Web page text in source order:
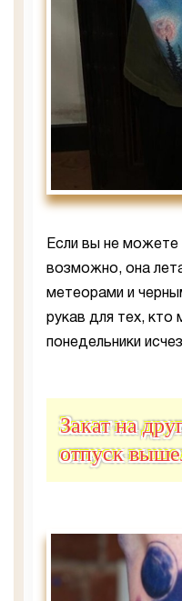
Если вы не
возможно, она
метеорами и
рукав для тех, кто
понедельники
Закат на
отпуск